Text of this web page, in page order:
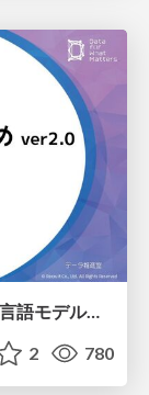
つくって納得、つかって実感！ 大規模言語モデルことはじめ ver2.0
2 780